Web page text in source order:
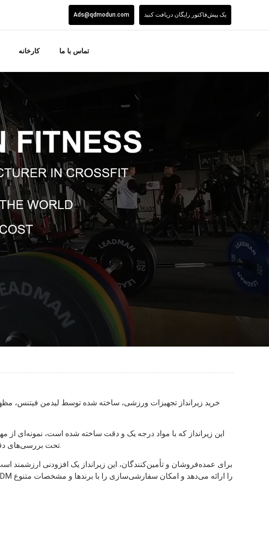
Ads@qdmodun.com یک پیش‌فاکتور رایگان دریافت کنید
کارخانه تماس با ما
خرید زیرانداز تجهیزات ورزشی، ساخته شده توسط لیدمن فیتنس،
این زیرانداز که با مواد درجه یک و دقت ساخته شده است، نمونه‌ای
تحت بررسی‌های دقیق کیفی قرار می‌گیرد و استانداردهای سختگیرانه‌ی لیدمن فیتنس را در کارخانه‌ی پیشرفته‌ی خود برآورده می‌کند.
برای عمده‌فروشان و تأمین‌کنندگان، این زیرانداز یک افزودنی